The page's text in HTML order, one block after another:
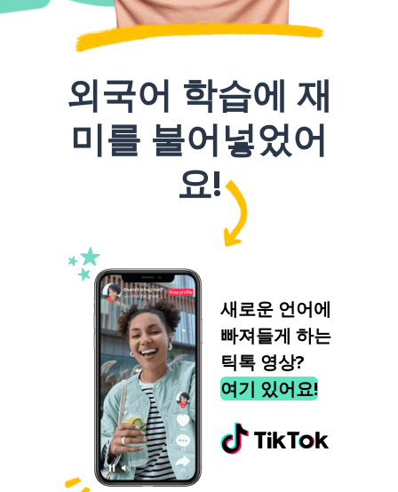
외국어 학습에 재
미를 불어넣었어
요!
새로운 언어에
빠져들게 하는
틱톡 영상?
여기 있어요!